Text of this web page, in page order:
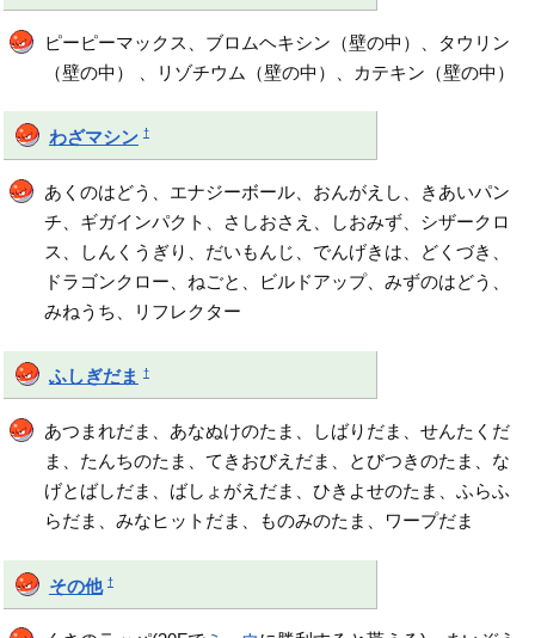
ピーピーマックス、ブロムヘキシン（壁の中）、タウリン
（壁の中） 、リゾチウム（壁の中）、カテキン（壁の中）
わざマシン †
あくのはどう、エナジーボール、おんがえし、きあいパン
チ、ギガインパクト、さしおさえ、しおみず、シザークロ
ス、しんくうぎり、だいもんじ、でんげきは、どくづき、
ドラゴンクロー、ねごと、ビルドアップ、みずのはどう、
みねうち、リフレクター
ふしぎだま †
あつまれだま、あなぬけのたま、しばりだま、せんたくだ
ま、たんちのたま、てきおびえだま、とびつきのたま、な
げとばしだま、ばしょがえだま、ひきよせのたま、ふらふ
らだま、みなヒットだま、ものみのたま、ワープだま
その他 †